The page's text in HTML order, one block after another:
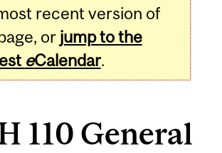
recent version of
or jump to the
eCalendar.
110 General